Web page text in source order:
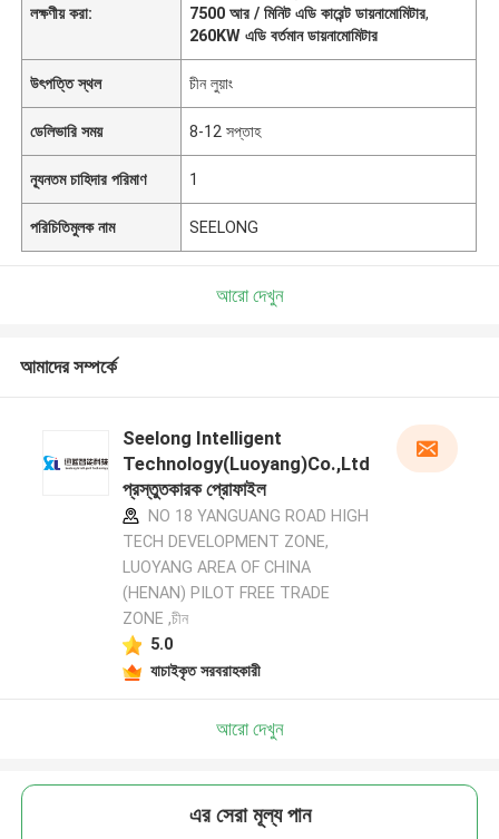
লক্ষণীয় করা:
7500 আর / মিনিট এডি কারেন্ট ডায়নামোমিটার,
260KW এডি বর্তমান ডায়নামোমিটার
উৎপত্তি স্থল চীন লুয়াং
ডেলিভারি সময় 8-12 সপ্তাহ
ন্যূনতম চাহিদার পরিমাণ 1
পরিচিতিমুলক নাম SEELONG
আরো দেখুন
আমাদের সম্পর্কে
Seelong Intelligent
Technology(Luoyang)Co.,Ltd
প্রস্তুতকারক প্রোফাইল
NO 18 YANGUANG ROAD HIGH
TECH DEVELOPMENT ZONE,
LUOYANG AREA OF CHINA
(HENAN) PILOT FREE TRADE
ZONE ,চীন
5.0
যাচাইকৃত সরবরাহকারী
আরো দেখুন
এর সেরা মূল্য পান